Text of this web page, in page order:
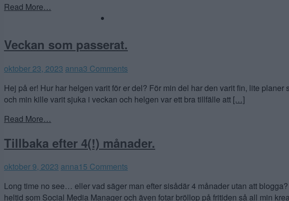
Read More…
Veckan som passerat.
oktober 23, 2023 anna3 Comments
Hej på er! Hur har helgen varit för er del? För min del har den varit fin, lite
och min kille varit sjuka i veckan och helgen var ett bra tillfälle att […]
Read More…
Tillbaka efter 4(!) månader.
oktober 9, 2023 oktober
2023
anna15 Comments
Long time no see… eller vad säger man efter sisådär 4 månader utan att
heltid som Social Media Manager och även fotar bröllop på fritiden så all min